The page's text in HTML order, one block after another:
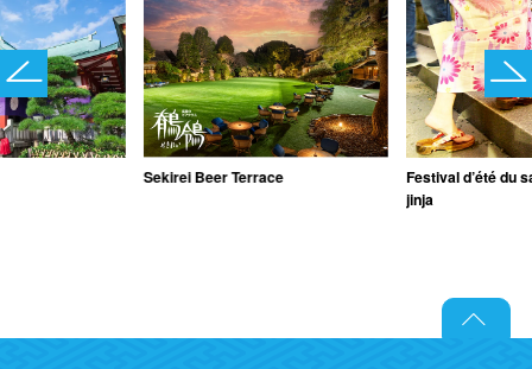
Sekirei Beer Terrace
Festival d’été du
jinja